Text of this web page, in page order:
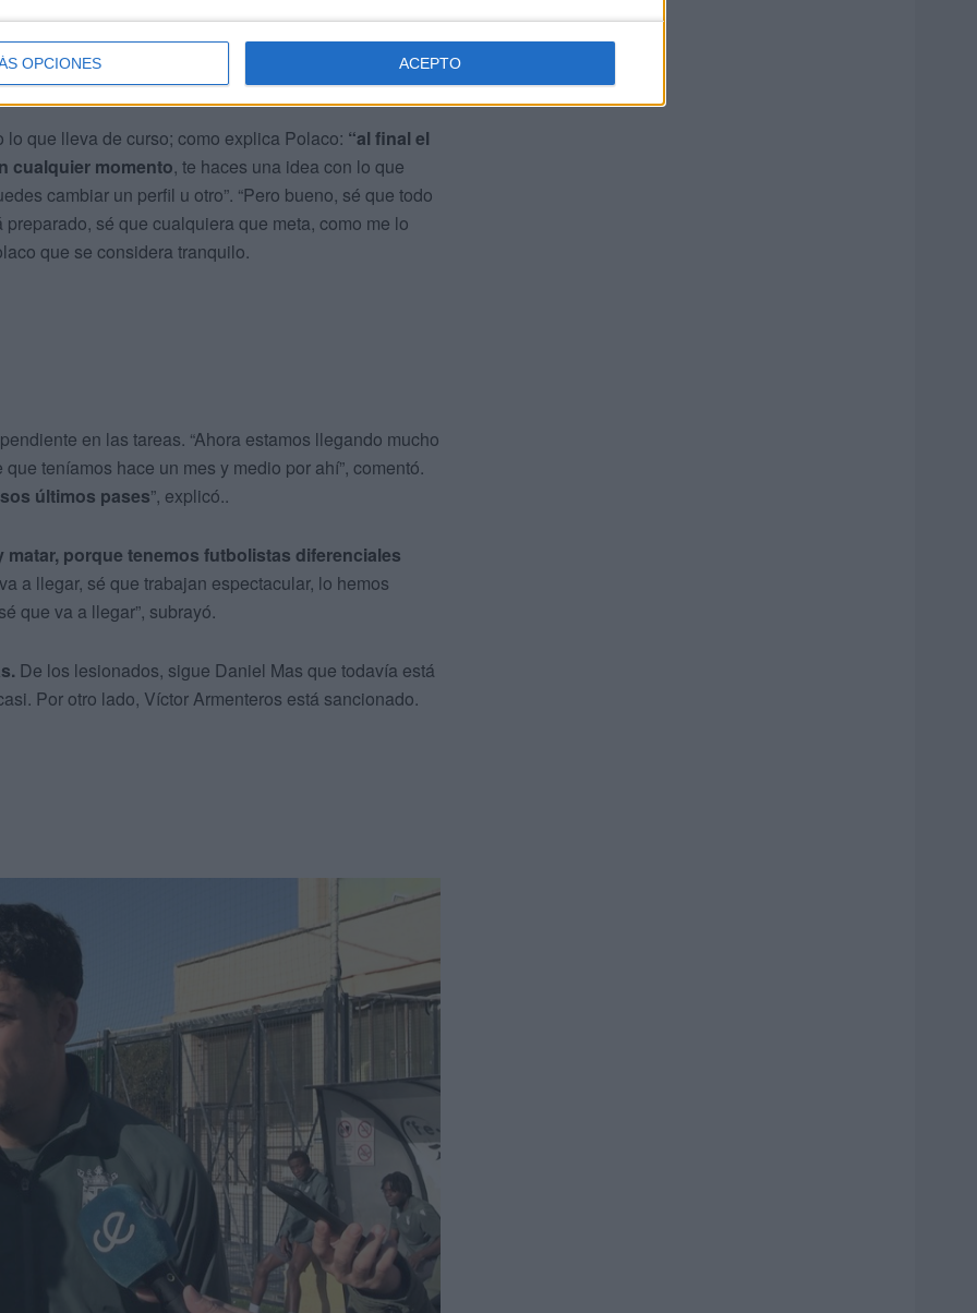
OPCIONES ACEPTO
que lleva de curso; como explica Polaco: “al final el
cualquier momento, te haces una idea con lo que
cambiar un perfil u otro”. “Pero bueno, sé que todo
sé que cualquiera que meta, como me lo
que se considera tranquilo.
en las tareas. “Ahora estamos llegando mucho
teníamos hace un mes y medio por ahí”, comentó.
últimos pases”, explicó..
porque tenemos futbolistas diferenciales
a llegar, sé que trabajan espectacular, lo hemos
que va a llegar”, subrayó.
De los lesionados, sigue Daniel Mas que todavía está
Por otro lado, Víctor Armenteros está sancionado.